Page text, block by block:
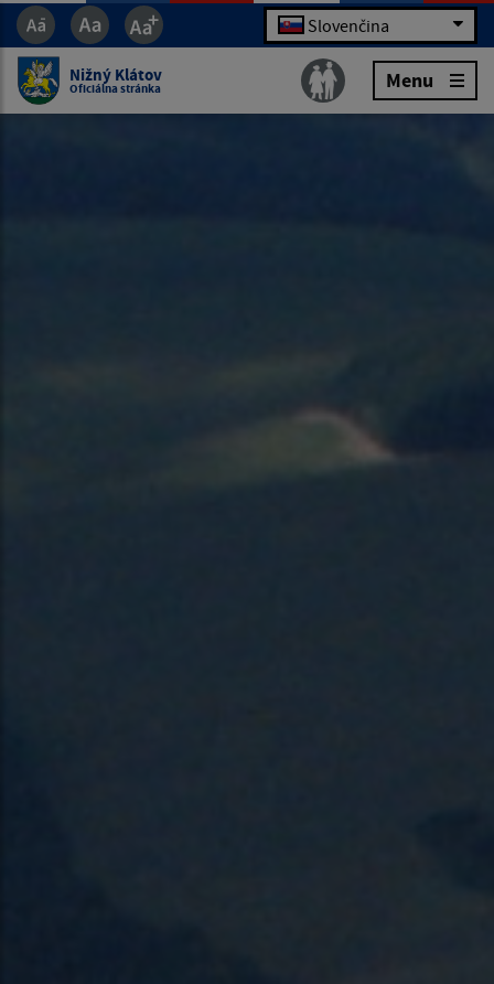
Slovenčina
Nižný Klátov
Oficiálna stránka Menu